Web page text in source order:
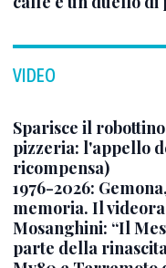
VIDEO
Sparisce il
pizzeria: l'appello
ricompensa)
1976-2026:
memoria. Il
Mosanghini: “Il
parte della